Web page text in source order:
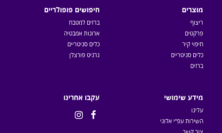
מוצרים
ריצוף
פרקטים
חיפוי קיר
כלים סניטריים
ברזים
חיפושים פופולריים
ברזים למטבח
ארונות אמבטיה
כלים סניטריים
גרניט פורצלן
מידע שימושי
עלינו
השירות עפ״י אלוני
עקבו אחרינו

